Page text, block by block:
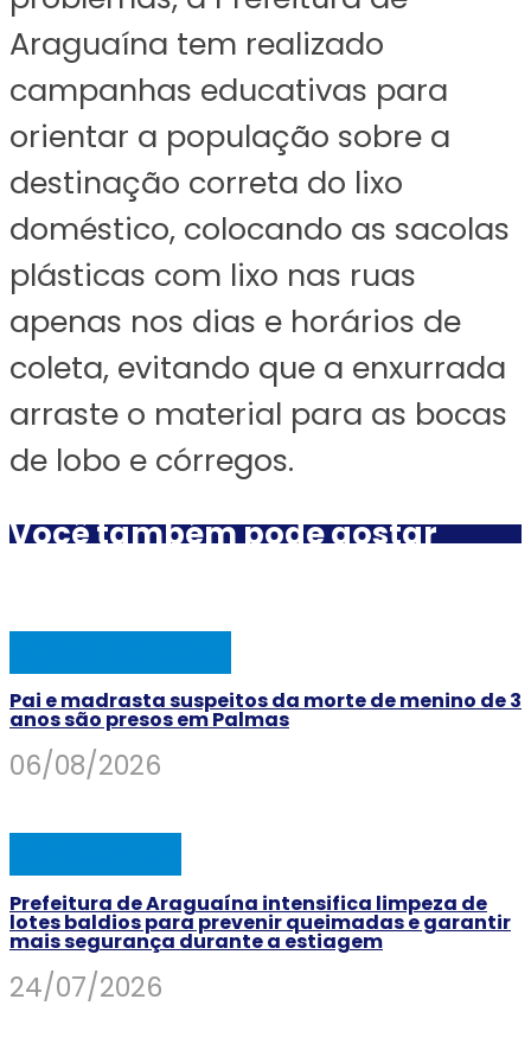
Araguaína tem realizado
campanhas educativas para
orientar a população sobre a
destinação correta do lixo
doméstico, colocando as sacolas
plásticas com lixo nas ruas
apenas nos dias e horários de
coleta, evitando que a enxurrada
arraste o material para as bocas
de lobo e córregos.
Você também pode gostar
Pai e madrasta suspeitos da morte de menino de 3
anos são presos em Palmas
06/08/2026
Prefeitura de Araguaína intensifica limpeza de
lotes baldios para prevenir queimadas e garantir
mais segurança durante a estiagem
24/07/2026